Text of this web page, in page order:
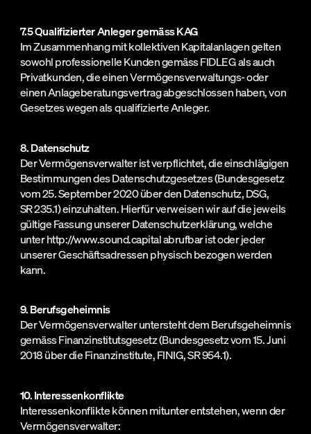
7.5 Qualifizierter Anleger gemäss KAG
Im Zusammenhang mit kollektiven Kapitalanlagen gelten
sowohl professionelle Kunden gemäss FIDLEG als auch
Privatkunden, die einen Vermögensverwaltungs- oder
einen Anlageberatungsvertrag abgeschlossen haben, von
Gesetzes wegen als qualifizierte Anleger.
8. Datenschutz
Der Vermögensverwalter ist verpflichtet, die einschlägigen
Bestimmungen des Datenschutzgesetzes (Bundesgesetz
vom 25. September 2020 über den Datenschutz, DSG,
SR 235.1) einzuhalten. Hierfür verweisen wir auf die jeweils
gültige Fassung unserer Datenschutzerklärung, welche
unter http://www.sound.capital abrufbar ist oder jeder
unserer Geschäftsadressen physisch bezogen werden
kann.
9. Berufsgeheimnis
Der Vermögensverwalter untersteht dem Berufsgeheimnis
gemäss Finanzinstitutsgesetz (Bundesgesetz vom 15. Juni
2018 über die Finanzinstitute, FINIG, SR 954.1).
10. Interessenkonflikte
Interessenkonflikte können mitunter entstehen, wenn der
Vermögensverwalter: